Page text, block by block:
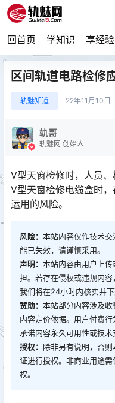
回首页 学知识 享经验
区间轨道电路检修
轨魅知道 22年11月10日
轨哥
轨魅网 创始人
V型天窗检修时，人员、
V型天窗检修电缆盒时
运用的风险。
风险： 本站内容仅作技术
能已失效，请谨慎采用。
声明： 本站内容由用户上
担。若存在侵权或违规内容
我们将在24小时内核实并下
赞助： 本站部分内容涉及
内容定价依据。用户付费
承诺内容永久可用性或技术
授权： 除非另有说明，否
证进行授权。非商业用途
权。